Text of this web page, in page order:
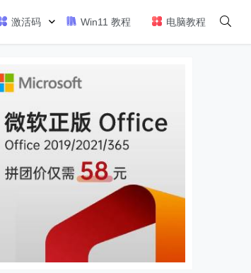
激活码 Win11 教程 电脑教程